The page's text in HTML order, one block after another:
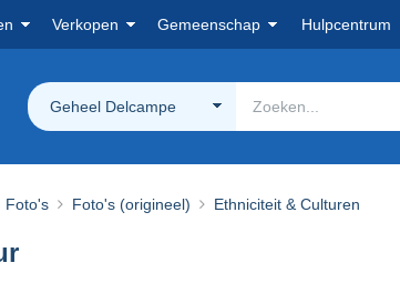
Verkopen Gemeenschap Hulpcentrum
Geheel Delcampe
Foto's Foto's (origineel) Ethniciteit & Culturen